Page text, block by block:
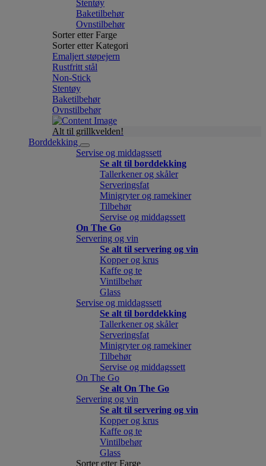
Stentøy
Baketilbehør
Ovnstilbehør
Sorter etter Farge
Sorter etter Kategori
Emaljert støpejern
Rustfritt stål
Non-Stick
Stentøy
Baketilbehør
Ovnstilbehør
Alt til grillkvelden!
Borddekking
Servise og middagssett
Se alt til borddekking
Tallerkener og skåler
Serveringsfat
Minigryter og ramekiner
Tilbehør
Servise og middagssett
On The Go
Servering og vin
Se alt til servering og vin
Kopper og krus
Kaffe og te
Vintilbehør
Glass
Servise og middagssett
Se alt til borddekking
Tallerkener og skåler
Serveringsfat
Minigryter og ramekiner
Tilbehør
Servise og middagssett
On The Go
Se alt On The Go
Servering og vin
Se alt til servering og vin
Kopper og krus
Kaffe og te
Vintilbehør
Glass
Sorter etter Farge